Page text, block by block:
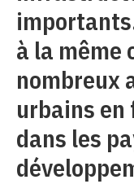
à la même
nombreux
urbains
dans les